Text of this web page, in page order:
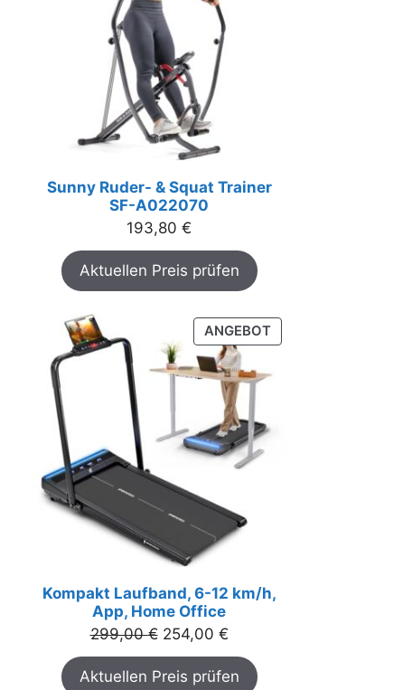
Sunny Ruder- & Squat Trainer
SF-A022070
193,80 €
Aktuellen Preis prüfen
ANGEBOTPRODUKT
IM
ANGEBOT
Kompakt Laufband, 6-12 km/h,
App, Home Office
299,00€ Ursprünglicher
Preis
war:
254,00 €Aktueller
Preis
ist:
Aktuellen Preis prüfen